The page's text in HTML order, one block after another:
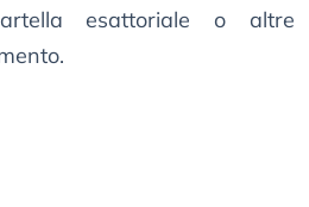
esattoriale o altre